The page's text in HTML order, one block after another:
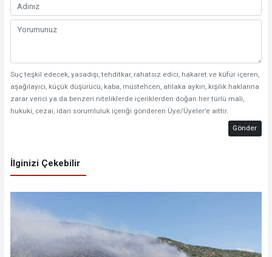
Suç teşkil edecek, yasadışı, tehditkar, rahatsız edici, hakaret ve küfür içeren,
aşağılayıcı, küçük düşürücü, kaba, müstehcen, ahlaka aykırı, kişilik haklarına
zarar verici ya da benzeri niteliklerde içeriklerden doğan her türlü mali,
hukuki, cezai, idari sorumluluk içeriği gönderen Üye/Üyeler’e aittir.
Gönder
İlginizi Çekebilir